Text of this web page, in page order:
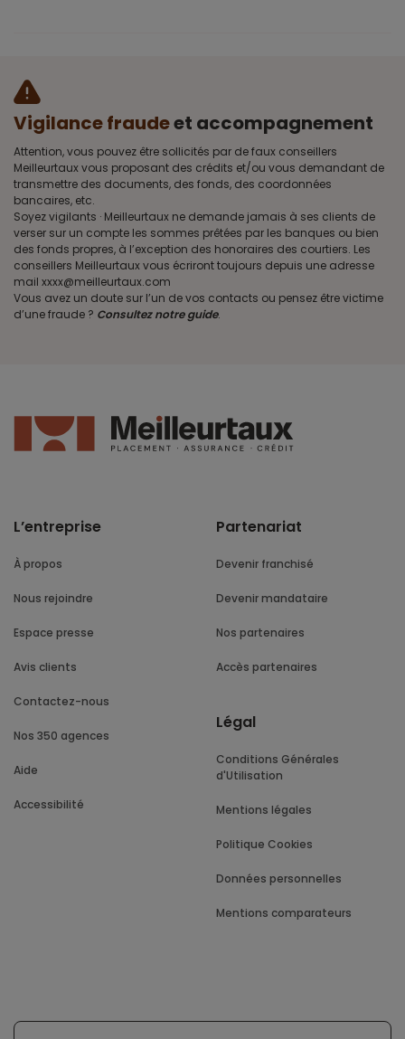
Vigilance fraudeet accompagnement
Attention, vous pouvez être sollicités par de faux conseillers
Meilleurtaux vous proposant des crédits et/ou vous demandant de
transmettre des documents, des fonds, des coordonnées
bancaires, etc.
Soyez vigilants · Meilleurtaux ne demande jamais à ses clients de
verser sur un compte les sommes prêtées par les banques ou bien
des fonds propres, à l’exception des honoraires des courtiers. Les
conseillers Meilleurtaux vous écriront toujours depuis une adresse
mail xxxx@meilleurtaux.com
Vous avez un doute sur l’un de vos contacts ou pensez être victime
d’une fraude ? Consultez notre guide.
L’entreprise
À propos
Nous rejoindre
Espace presse
Avis clients
Contactez-nous
Nos 350 agences
Aide
Accessibilité
Partenariat
Devenir franchisé
Devenir mandataire
Nos partenaires
Accès partenaires
Légal
Conditions Générales
d'Utilisation
Mentions légales
Politique Cookies
Données personnelles
Mentions comparateurs